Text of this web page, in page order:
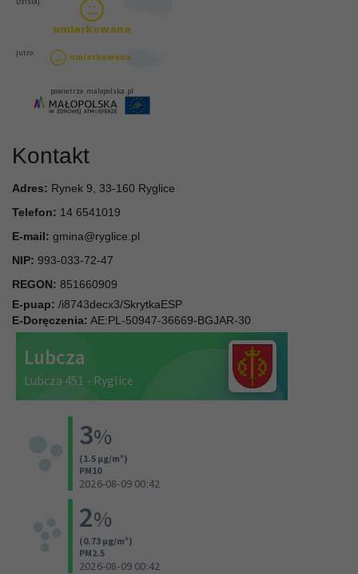
Kontakt
Adres: Rynek 9, 33-160 Ryglice
Telefon: 14 6541019
E-mail: gmina@ryglice.pl
NIP: 993-033-72-47
REGON: 851660909
E-puap: /i8743decx3/SkrytkaESP
E-Doręczenia: AE:PL-50947-36669-BGJAR-30